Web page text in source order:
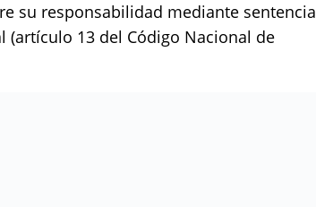
su responsabilidad mediante sentencia
13 del Código Nacional de